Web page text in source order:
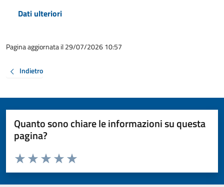
Dati ulteriori
Pagina aggiornata il 29/07/2026 10:57
Indietro
Quanto sono chiare le informazioni su questa
pagina?
Valuta da 1 a 5 stelle la pagina
Valuta 5 stelle su 5
Valuta 4 stelle su 5
Valuta 3 stelle su 5
Valuta 2 stelle su 5
Valuta 1 stelle su 5